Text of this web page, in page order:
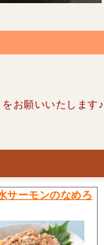
お願いいたします♪
サーモンのなめろ